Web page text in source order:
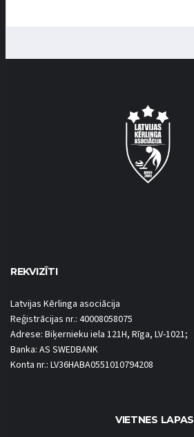
REKVIZĪTI
Latvijas Kērlinga asociācija
Reģistrācijas nr.: 40008058075
Adrese: Biķernieku iela 121H, Rīga, LV-1021;
Banka: AS SWEDBANK
Konta nr.: LV36HABA0551010794208
VIETNES LAPAS